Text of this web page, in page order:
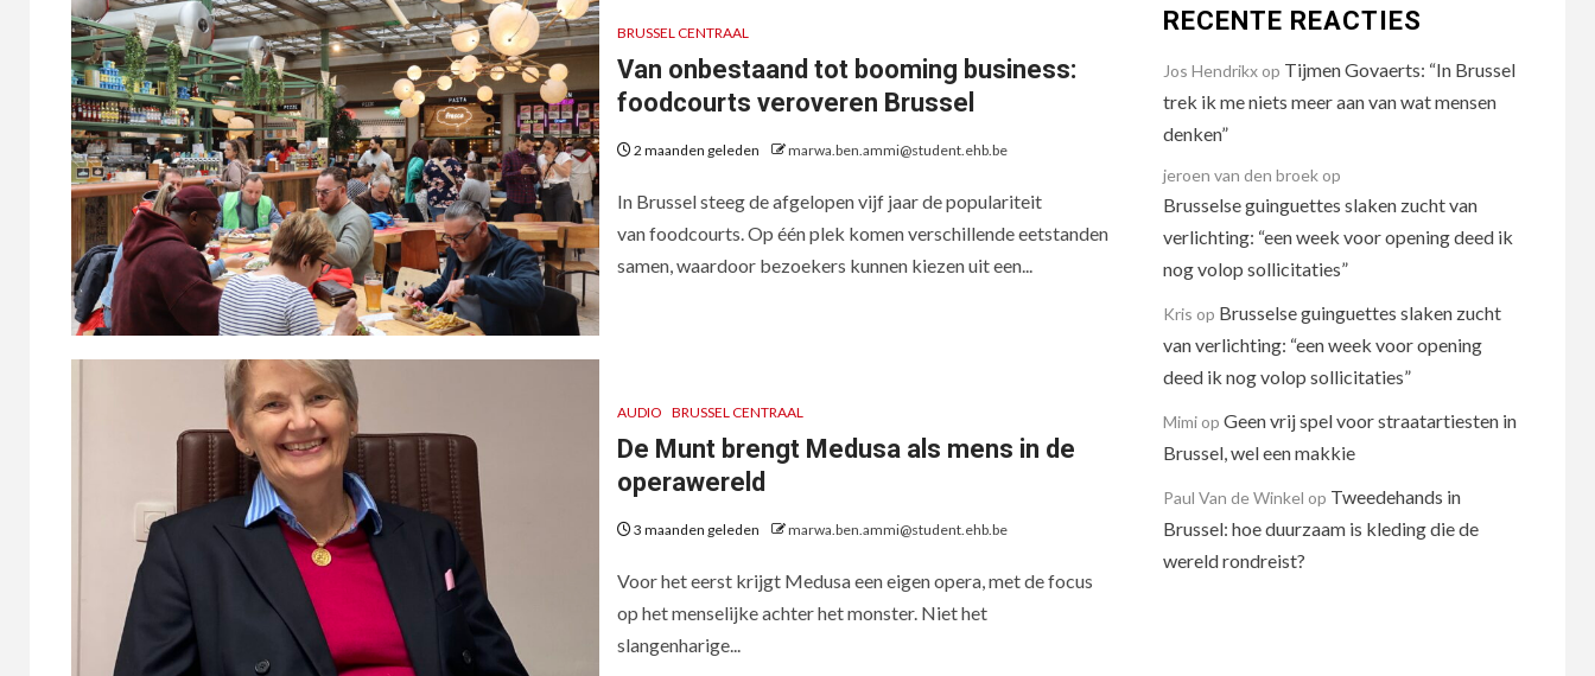
BRUSSEL CENTRAAL
Van onbestaand tot booming business:
foodcourts veroveren Brussel
2 maanden geleden marwa.ben.ammi@student.ehb.be
In Brussel steeg de afgelopen vijf jaar de populariteit
van foodcourts. Op één plek komen verschillende eetstanden
samen, waardoor bezoekers kunnen kiezen uit een...
AUDIO BRUSSEL CENTRAAL
De Munt brengt Medusa als mens in de
operawereld
3 maanden geleden marwa.ben.ammi@student.ehb.be
Voor het eerst krijgt Medusa een eigen opera, met de focus
op het menselijke achter het monster. Niet het
slangenharige...
RECENTE REACTIES
Jos Hendrikxop Tijmen Govaerts: “In Brussel
trek ik me niets meer aan van wat mensen
denken”
jeroen van den broekop
Brusselse guinguettes slaken zucht van
verlichting: “een week voor opening deed ik
nog volop sollicitaties”
Kris op Brusselse guinguettes slaken zucht
van verlichting: “een week voor opening
deed ik nog volop sollicitaties”
Mimiop Geen vrij spel voor straatartiesten in
Brussel, wel een makkie
Paul Van de Winkel op Tweedehands in
Brussel: hoe duurzaam is kleding die de
wereld rondreist?